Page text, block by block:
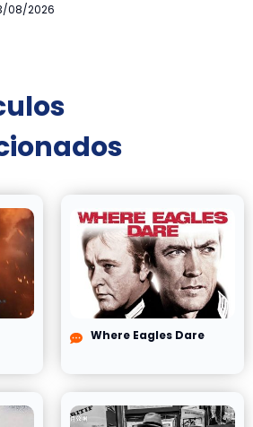
08/2026
Where Eagles Dare